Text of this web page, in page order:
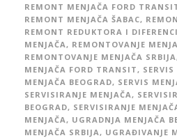
REMONT MENJAČA FORD
REMONT MENJAČA ŠABAC,
REMONT REDUKTORA I
MENJAČA , REMONTOVANJE
REMONTOVANJE MENJAČA SRBIJA
MENJAČA FORD TRANSIT , SERVIS
MENJAČA BEOGRAD, SERVIS
SERVISIRANJE MENJAČA ,
BEOGRAD, SERVISIRANJE
MENJAČA , UGRADNJA MENJAČA
MENJAČA SRBIJA , UGRAĐIVANJE